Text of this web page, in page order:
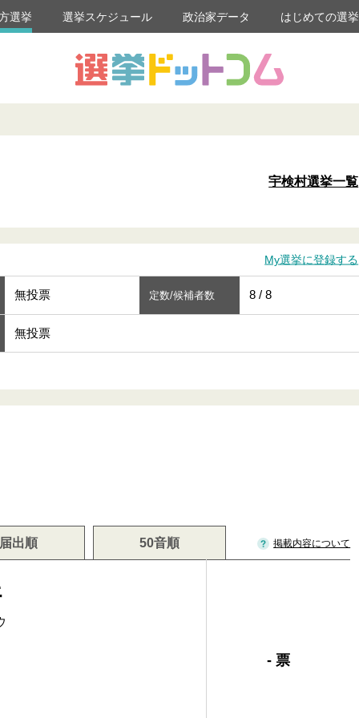
選挙 選挙スケジュール 政治家データ はじめての選挙
宇検村選挙一覧
My選挙に登録する
無投票 定数/候補者数 8 / 8
無投票
届出順 50音順 掲載内容について
- 票